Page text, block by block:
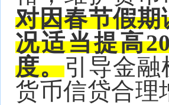
对因春节假
况适当提高
度。引导金融
货币信贷合理